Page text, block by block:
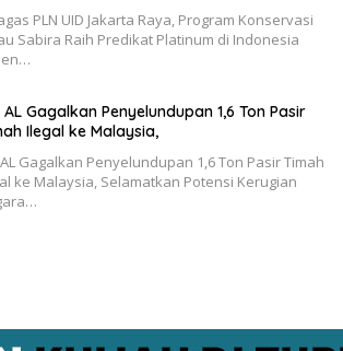
PLN UID Jakarta Raya, Program Konservasi
Sabira Raih Predikat Platinum di Indonesia
AL Gagalkan Penyelundupan 1,6 Ton Pasir
Ilegal ke Malaysia,
Gagalkan Penyelundupan 1,6 Ton Pasir Timah
ke Malaysia, Selamatkan Potensi Kerugian